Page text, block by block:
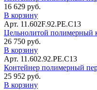
16 629 руб.
В корзину
Арт. 11.602F.92.РЕ.С13
Цельнолитой полимерный
26 750 руб.
В корзину
Арт. 11.602.92.РЕ.С13
Контейнер полимерный
25 952 руб.
В корзину